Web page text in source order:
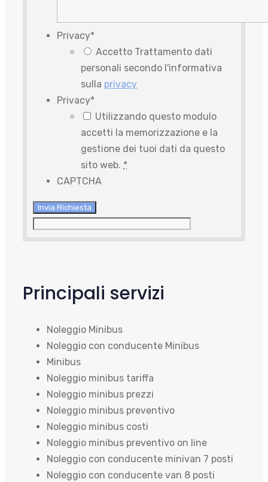
Privacy*
Accetto Trattamento dati
personali secondo l'informativa
sulla privacy
Privacy*
Utilizzando questo modulo
accetti la memorizzazione e la
gestione dei tuoi dati da questo
sito web. *
CAPTCHA
Principali servizi
Noleggio Minibus
Noleggio con conducente Minibus
Minibus
Noleggio minibus tariffa
Noleggio minibus prezzi
Noleggio minibus preventivo
Noleggio minibus costi
Noleggio minibus preventivo on line
Noleggio con conducente minivan 7 posti
Noleggio con conducente van 8 posti